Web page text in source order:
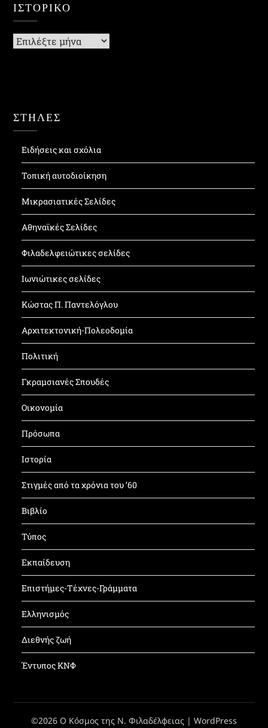
ΙΣΤΟΡΙΚΌ
Ιστορικό
ΣΤΗΛΕΣ
Ειδήσεις και σχόλια
Τοπική αυτοδιοίκηση
Μικρασιατικές Σελίδες
Αθηναϊκές Σελίδες
Φιλαδελφειώτικες σελίδες
Ιωνιώτικες σελίδες
Κώστας Π. Παντελόγλου
Αρχιτεκτονική-Πολεοδομία
Πολιτική
Γκραμσιανές Σπουδές
Οικονομία
Πρόσωπα
Ιστορία
Στιγμές από τα χρόνια του ’60
Βιβλίο
Τύπος
Εκπαίδευση
Επιστήμες-Τέχνες-Γράμματα
Ελληνισμός
Διεθνής ζωή
Έντυπος ΚΝΦ
©2026 Ο Κόσμος της Ν. Φιλαδέλφειας | WordPress